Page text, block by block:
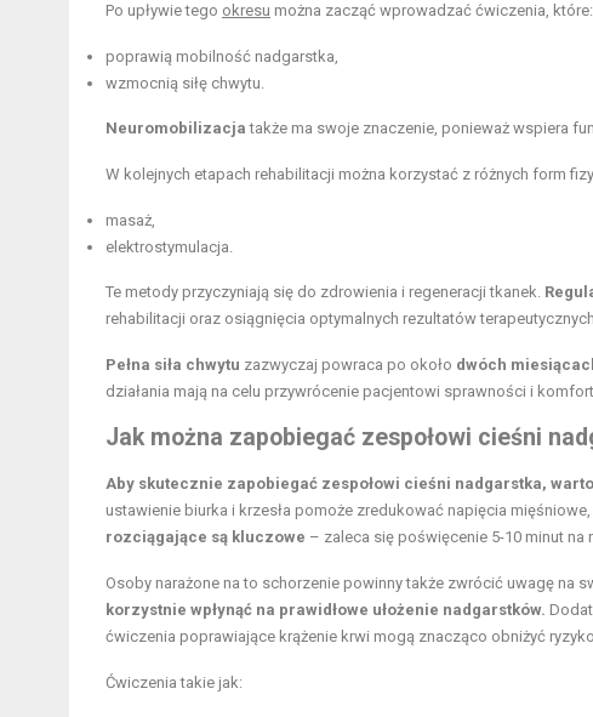
Po upływie tego okresu można zacząć wprowadzać ćwiczenia, które:
poprawią mobilność nadgarstka,
wzmocnią siłę chwytu.
Neuromobilizacja także ma swoje znaczenie, ponieważ wspiera
W kolejnych etapach rehabilitacji można korzystać z różnych form
masaż,
elektrostymulacja.
Te metody przyczyniają się do zdrowienia i regeneracji tkanek.
rehabilitacji oraz osiągnięcia optymalnych rezultatów
Pełna siła chwytu zazwyczaj powraca po około dwóch
działania mają na celu przywrócenie pacjentowi sprawności i
Jak można zapobiegać zespołowi cieśni
Aby skutecznie zapobiegać zespołowi cieśni nadgarstka,
ustawienie biurka i krzesła pomoże zredukować napięcia
rozciągające są kluczowe – zaleca się poświęcenie 5-10 minut na
Osoby narażone na to schorzenie powinny także zwrócić uwagę na
korzystnie wpłynąć na prawidłowe ułożenie nadgarstków.
ćwiczenia poprawiające krążenie krwi mogą znacząco obniżyć
Ćwiczenia takie jak: